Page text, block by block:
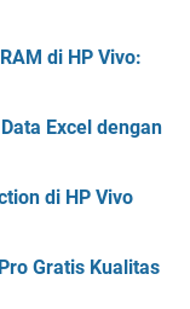
di HP Vivo:
Excel dengan
di HP Vivo
Gratis Kualitas